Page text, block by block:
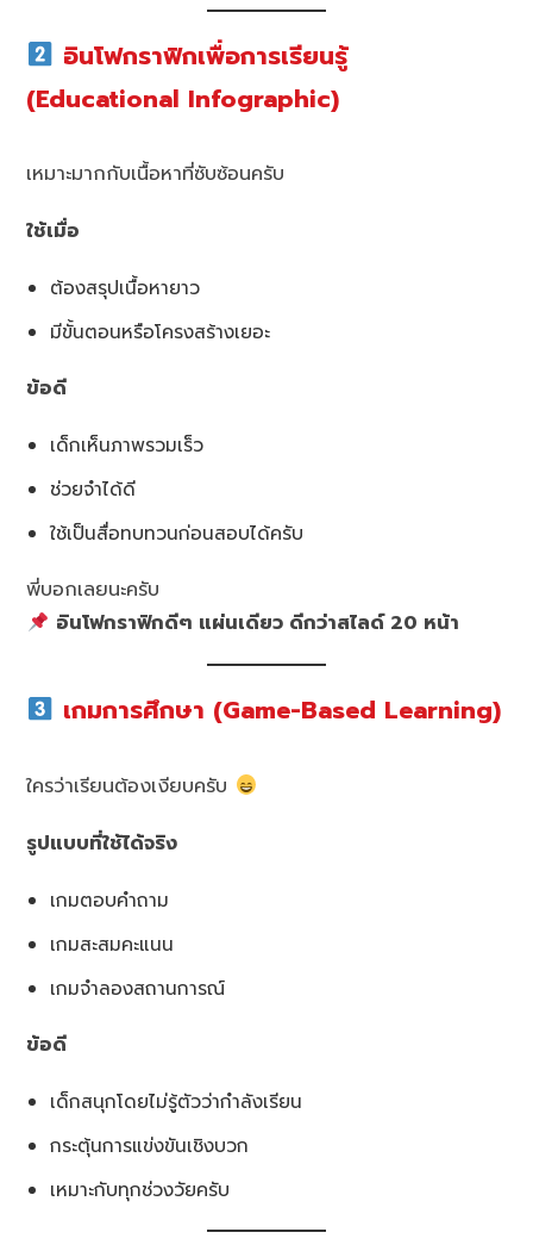
อินโฟกราฟิกเพื่อการเรียนรู้
(Educational Infographic)
เหมาะมากกับเนื้อหาที่ซับซ้อนครับ
ใช้เมื่อ
ต้องสรุปเนื้อหายาว
มีขั้นตอนหรือโครงสร้างเยอะ
ข้อดี
เด็กเห็นภาพรวมเร็ว
ช่วยจำได้ดี
ใช้เป็นสื่อทบทวนก่อนสอบได้ครับ
พี่บอกเลยนะครับ
อินโฟกราฟิกดีๆ แผ่นเดียว ดีกว่าสไลด์ 20 หน้า
เกมการศึกษา (Game-Based Learning)
ใครว่าเรียนต้องเงียบครับ
รูปแบบที่ใช้ได้จริง
เกมตอบคำถาม
เกมสะสมคะแนน
เกมจำลองสถานการณ์
ข้อดี
เด็กสนุกโดยไม่รู้ตัวว่ากำลังเรียน
กระตุ้นการแข่งขันเชิงบวก
เหมาะกับทุกช่วงวัยครับ